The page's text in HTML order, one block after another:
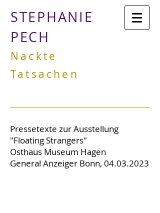
STEPHANIE
PECH
Nackte
Tatsachen
Pressetexte zur Ausstellung
"Floating Strangers"
Osthaus Museum Hagen
​General Anzeiger Bonn, 04.03.2023